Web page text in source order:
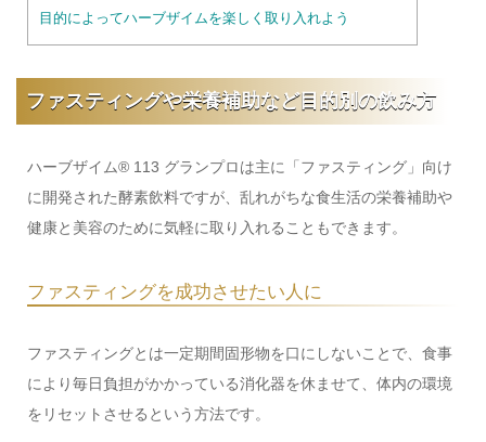
目的によってハーブザイムを楽しく取り入れよう
ファスティングや栄養補助など目的別の飲み方
ハーブザイム® 113 グランプロは主に「ファスティング」向け
に開発された酵素飲料ですが、乱れがちな食生活の栄養補助や
健康と美容のために気軽に取り入れることもできます。
ファスティングを成功させたい人に
ファスティングとは一定期間固形物を口にしないことで、食事
により毎日負担がかかっている消化器を休ませて、体内の環境
をリセットさせるという方法です。